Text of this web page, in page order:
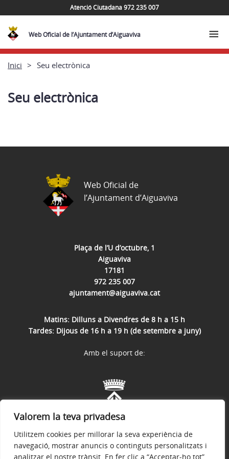
Valorem la teva privadesa
Utilitzem cookies per millorar la seva experiència de
navegació, mostrar anuncis o continguts personalitzats i
analitzar el nostre trànsit. En fer clic a “Acceptar-ho tot”
Atenció Ciutadana 972 235 007
Web Oficial de l’Ajuntament d’Aiguaviva
Inici Seu electrònica
Seu electrònica
Plaça de l’U d’octubre, 1
Aiguaviva
17181
972 235 007
ajuntament@aiguaviva.cat
Matins: Dilluns a Divendres de 8 h a 15 h
Tardes: Dijous de 16 h a 19 h (de setembre a juny)
Web Oficial de
l’Ajuntament d’Aiguaviva
Amb el suport de: